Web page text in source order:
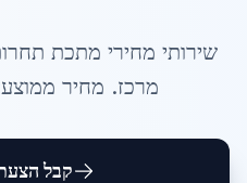
שירותי מחירי מתכת
מרכז. מחיר
קבל